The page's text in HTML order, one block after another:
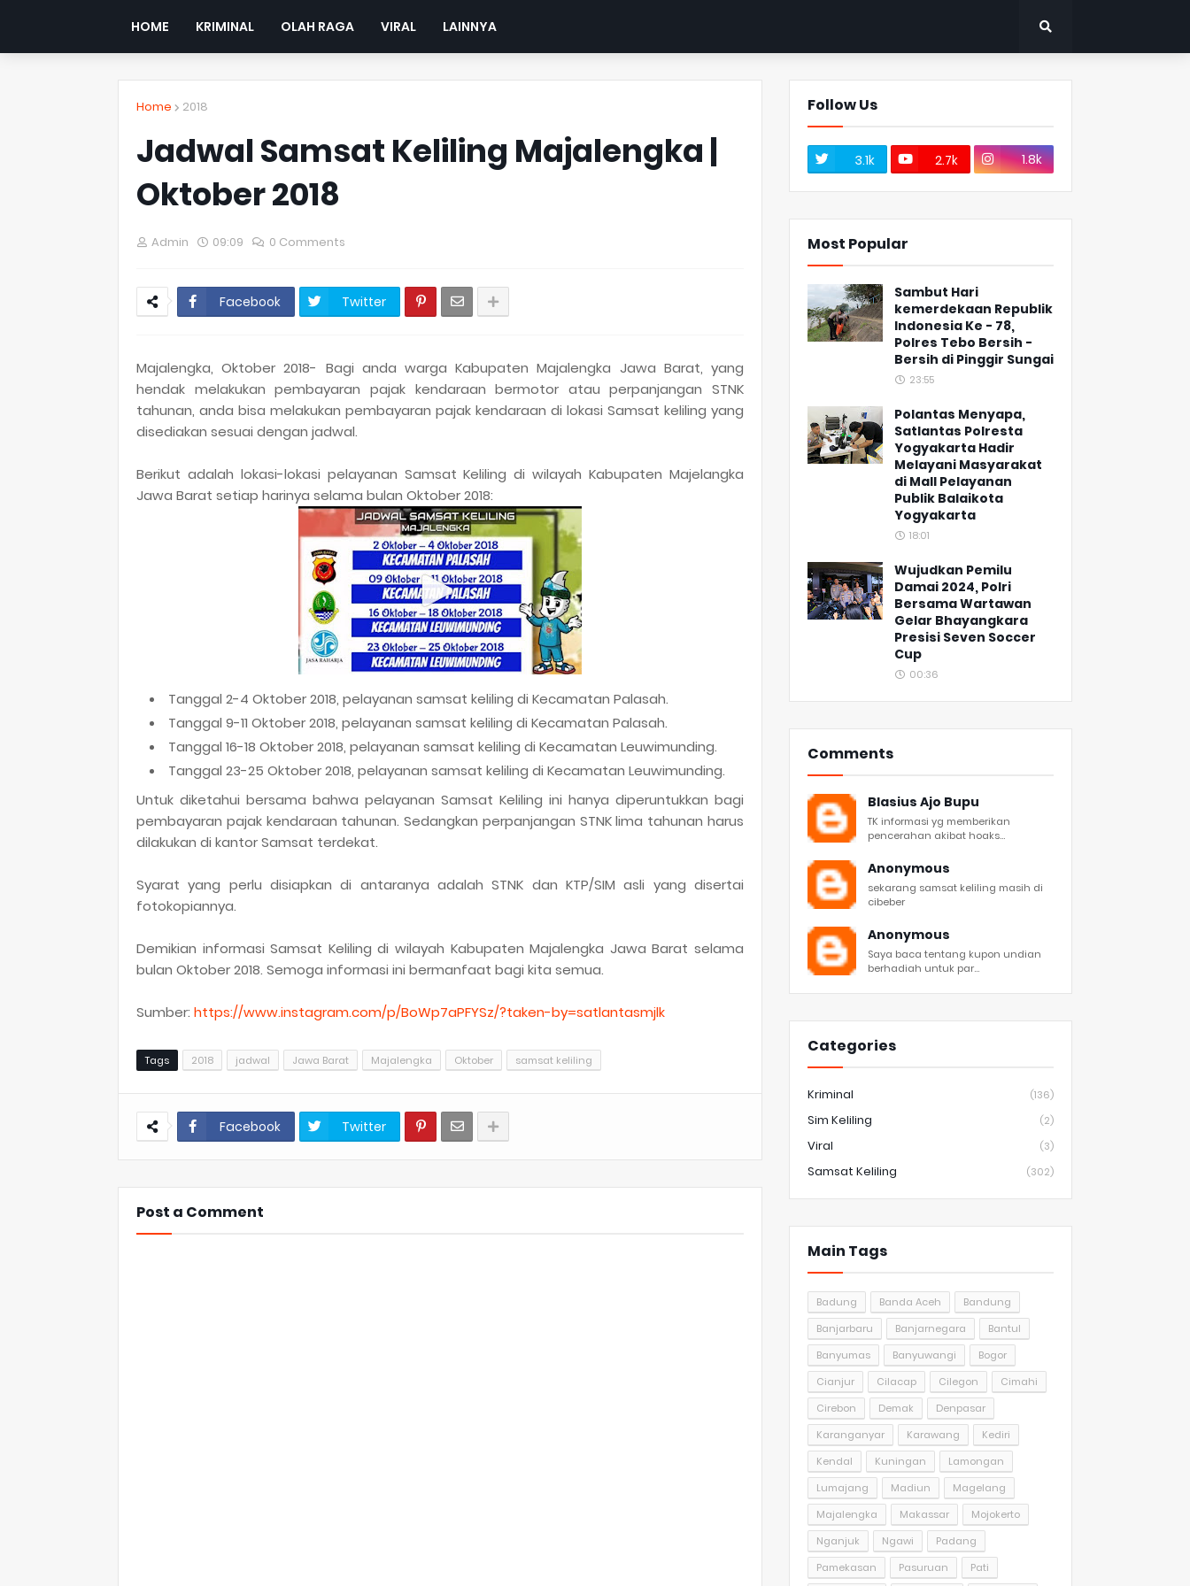
HOME KRIMINAL OLAH RAGA VIRAL LAINNYA
Home 2018
Jadwal Samsat Keliling Majalengka |
Oktober 2018
Admin 09:09 0 Comments
Facebook Twitter
Majalengka, Oktober 2018- Bagi anda warga Kabupaten Majalengka Jawa Barat, yang
hendak melakukan pembayaran pajak kendaraan bermotor atau perpanjangan STNK
tahunan, anda bisa melakukan pembayaran pajak kendaraan di lokasi Samsat keliling yang
disediakan sesuai dengan jadwal.
Berikut adalah lokasi-lokasi pelayanan Samsat Keliling di wilayah Kabupaten Majelangka
Jawa Barat setiap harinya selama bulan Oktober 2018:
Tanggal 2-4 Oktober 2018, pelayanan samsat keliling di Kecamatan Palasah.
Tanggal 9-11 Oktober 2018, pelayanan samsat keliling di Kecamatan Palasah.
Tanggal 16-18 Oktober 2018, pelayanan samsat keliling di Kecamatan Leuwimunding.
Tanggal 23-25 Oktober 2018, pelayanan samsat keliling di Kecamatan Leuwimunding.
Untuk diketahui bersama bahwa pelayanan Samsat Keliling ini hanya diperuntukkan bagi
pembayaran pajak kendaraan tahunan. Sedangkan perpanjangan STNK lima tahunan harus
dilakukan di kantor Samsat terdekat.
Syarat yang perlu disiapkan di antaranya adalah STNK dan KTP/SIM asli yang disertai
fotokopiannya.
Demikian informasi Samsat Keliling di wilayah Kabupaten Majalengka Jawa Barat selama
bulan Oktober 2018. Semoga informasi ini bermanfaat bagi kita semua.
Sumber: https://www.instagram.com/p/BoWp7aPFYSz/?taken-by=satlantasmjlk
Tags 2018 jadwal Jawa Barat Majalengka Oktober samsat keliling
Facebook Twitter
Post a Comment
Follow Us
3.1k 2.7k 1.8k
Most Popular
Sambut Hari
kemerdekaan Republik
Indonesia Ke - 78,
Polres Tebo Bersih -
Bersih di Pinggir Sungai
23:55
Polantas Menyapa,
Satlantas Polresta
Yogyakarta Hadir
Melayani Masyarakat
di Mall Pelayanan
Publik Balaikota
Yogyakarta
18:01
Wujudkan Pemilu
Damai 2024, Polri
Bersama Wartawan
Gelar Bhayangkara
Presisi Seven Soccer
Cup
00:36
Comments
Blasius Ajo Bupu
TK informasi yg memberikan
pencerahan akibat hoaks...
Anonymous
sekarang samsat keliling masih di
cibeber
Anonymous
Saya baca tentang kupon undian
berhadiah untuk par...
Categories
Kriminal (136)
Sim Keliling (2)
Viral (3)
Samsat Keliling (302)
Main Tags
Badung Banda Aceh
Bandung
Banjarbaru
Banjarnegara
Bantul
Banyumas
Banyuwangi
Bogor
Cianjur
Cilacap Cilegon
Cimahi
Cirebon
Demak
Denpasar
Karanganyar
Karawang
Kediri
Kendal
Kuningan
Lamongan
Lumajang
Madiun
Magelang
Majalengka
Makassar
Mojokerto
Nganjuk
Ngawi
Padang
Pamekasan
Pasuruan
Pati